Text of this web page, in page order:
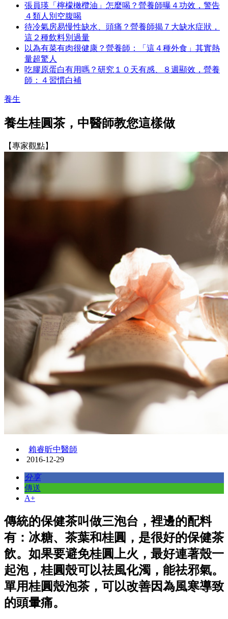
張員瑛「檸檬橄欖油」怎麼喝？營養師曝４功效，警告
４類人別空腹喝
待冷氣房易慢性缺水、頭痛？營養師揭７大缺水症狀，
這２種飲料別過量
以為有菜有肉很健康？營養師：「這４種外食」其實熱
量超驚人
吃膠原蛋白有用嗎？研究１０天有感、８週顯效，營養
師：４習慣白補
養生
養生桂圓茶，中醫師教您這樣做
【專家觀點】
賴睿昕中醫師
2016-12-29
分享
傳送
A+
傳統的保健茶叫做三泡台，裡邊的配料
有：冰糖、茶葉和桂圓，是很好的保健茶
飲。如果要避免桂圓上火，最好連著殼一
起泡，桂圓殼可以祛風化濁，能祛邪氣。
單用桂圓殼泡茶，可以改善因為風寒導致
的頭暈痛。